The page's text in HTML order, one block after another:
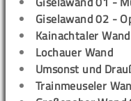
Giselawand 02 -
Kainachtaler Wand
Lochauer Wand
Umsonst und
Trainmeuseler